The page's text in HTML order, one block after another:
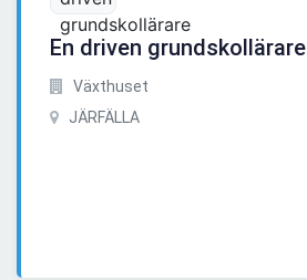
En driven grundskollärare
Växthuset
JÄRFÄLLA